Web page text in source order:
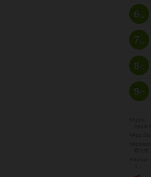
6位
7位
8位
9位